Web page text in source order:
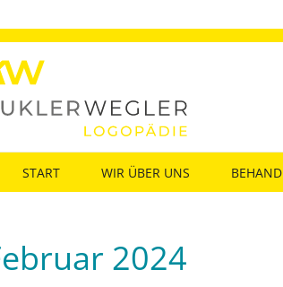
START WIR ÜBER UNS
2024